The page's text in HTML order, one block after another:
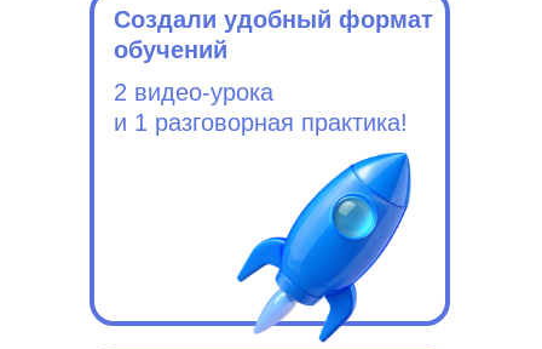
2 видео-урока
и 1 разговорная практика!
Создали удобный формат
обучений